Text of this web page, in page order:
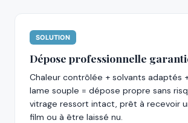
SOLUTION
Dépose professionnelle
Chaleur contrôlée + solvants adaptés
lame souple = dépose propre sans
vitrage ressort intact, prêt à recevoir
film ou à être laissé nu.